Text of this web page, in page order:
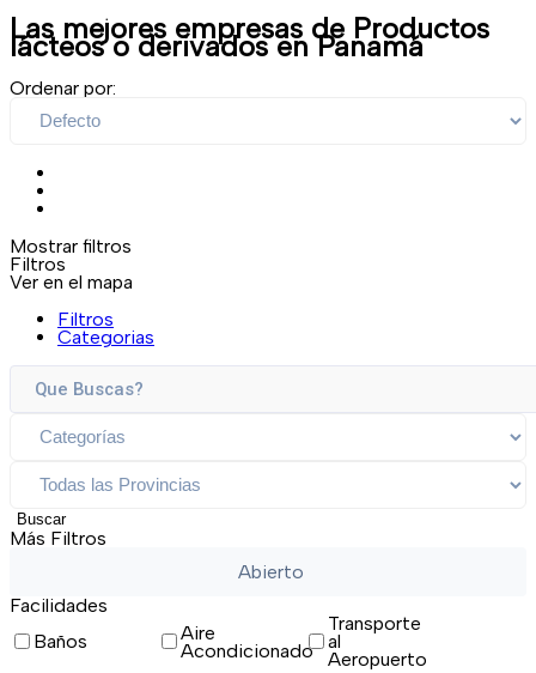
Las mejores empresas de Productos
lácteos o derivadosen Panamá
Ordenar por:
Mostrar filtros
Filtros
Ver en el mapa
Filtros
Categorias
Buscar
Más Filtros
Abierto
Facilidades
Baños
Aire
Acondicionado
Transporte
al
Aeropuerto